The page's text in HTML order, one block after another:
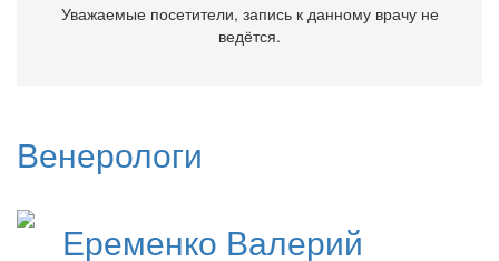
Уважаемые посетители, запись к данному врачу не
ведётся.
Венерологи
Еременко Валерий